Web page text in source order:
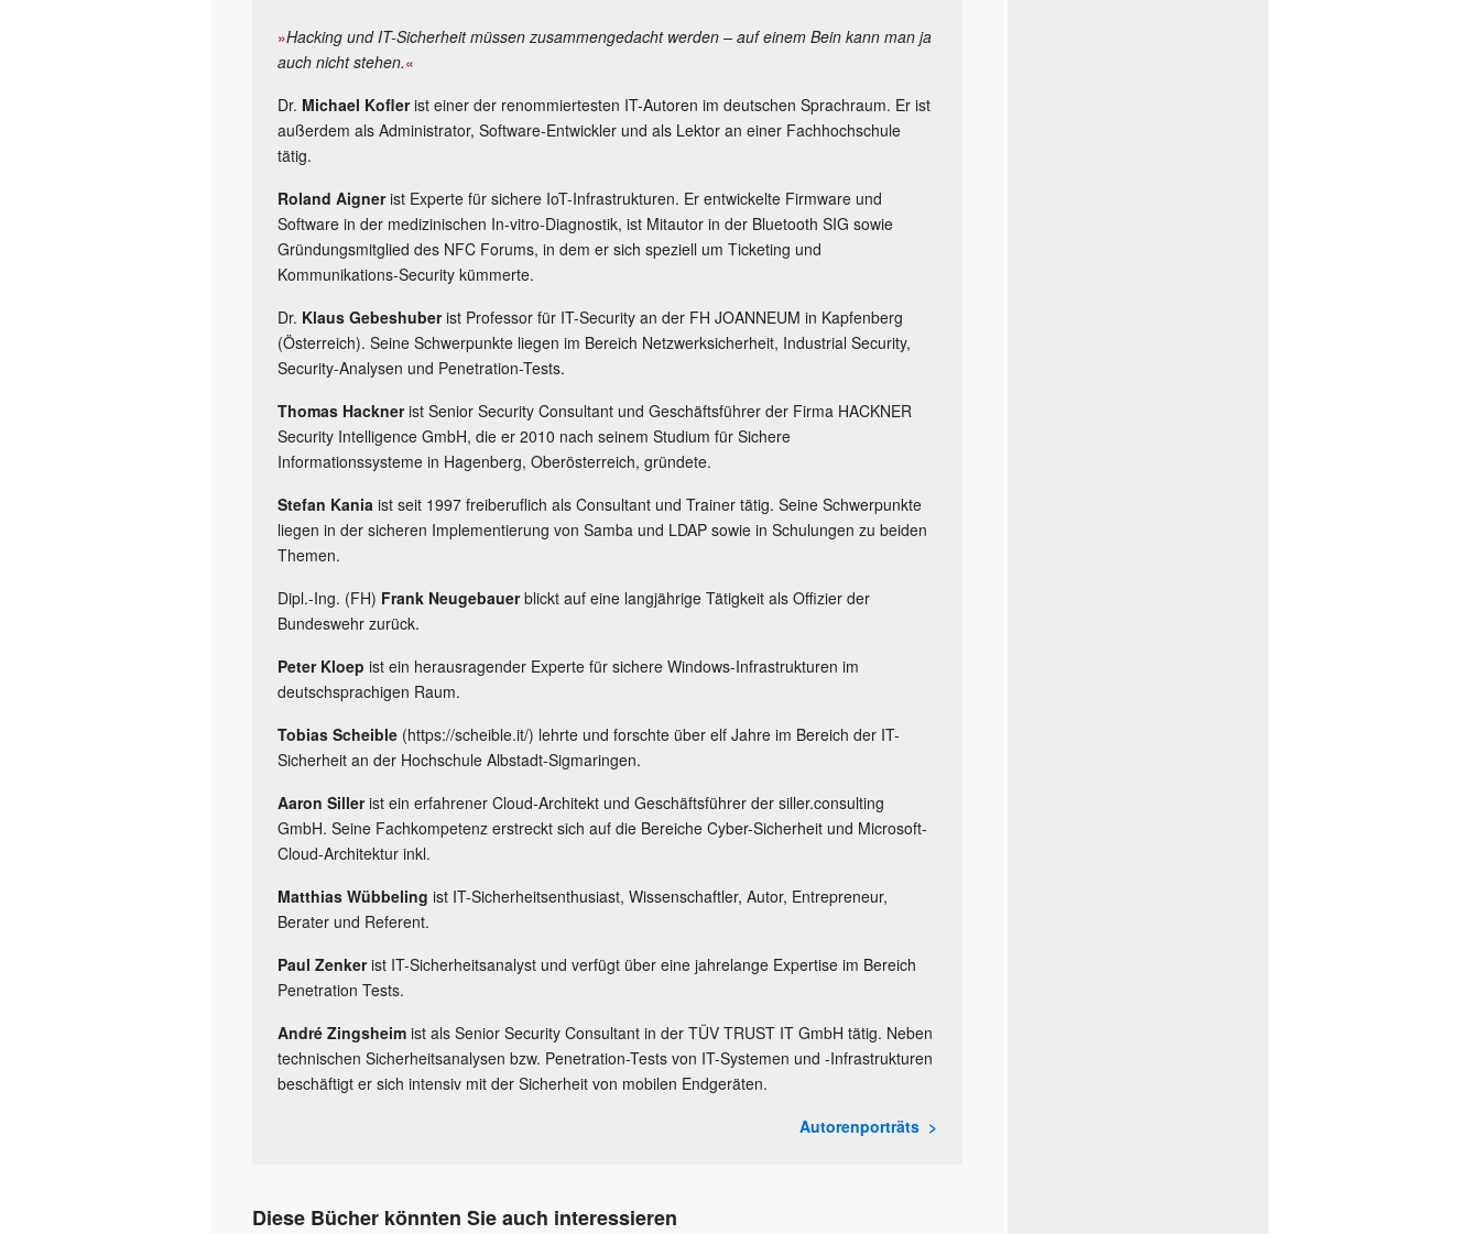
»Hacking und IT-Sicherheit müssen zusammengedacht werden – auf einem Bein kann man ja
auch nicht stehen.«
Dr. Michael Koflerist einer der renommiertesten IT-Autoren im deutschen Sprachraum. Er ist
außerdem als Administrator, Software-Entwickler und als Lektor an einer Fachhochschule
tätig.
Roland Aignerist Experte für sichere IoT-Infrastrukturen. Er entwickelte Firmware und
Software in der medizinischen In-vitro-Diagnostik, ist Mitautor in der Bluetooth SIG sowie
Gründungsmitglied des NFC Forums, in dem er sich speziell um Ticketing und
Kommunikations-Security kümmerte.
Dr. Klaus Gebeshuberist Professor für IT-Security an der FH JOANNEUM in Kapfenberg
(Österreich). Seine Schwerpunkte liegen im Bereich Netzwerksicherheit, Industrial Security,
Security-Analysen und Penetration-Tests.
Thomas Hacknerist Senior Security Consultant und Geschäftsführer der Firma HACKNER
Security Intelligence GmbH, die er 2010 nach seinem Studium für Sichere
Informationssysteme in Hagenberg, Oberösterreich, gründete.
Stefan Kania ist seit 1997 freiberuflich als Consultant und Trainer tätig. Seine Schwerpunkte
liegen in der sicheren Implementierung von Samba und LDAP sowie in Schulungen zu beiden
Themen.
Dipl.-Ing. (FH) Frank Neugebauerblickt auf eine langjährige Tätigkeit als Offizier der
Bundeswehr zurück.
Peter Kloep ist ein herausragender Experte für sichere Windows-Infrastrukturen im
deutschsprachigen Raum.
Tobias Scheible (https://scheible.it/) lehrte und forschte über elf Jahre im Bereich der IT-
Sicherheit an der Hochschule Albstadt-Sigmaringen.
Aaron Sillerist ein erfahrener Cloud-Architekt und Geschäftsführer der siller.consulting
GmbH. Seine Fachkompetenz erstreckt sich auf die Bereiche Cyber-Sicherheit und Microsoft-
Cloud-Architektur inkl.
Matthias Wübbeling ist IT-Sicherheitsenthusiast, Wissenschaftler, Autor, Entrepreneur,
Berater und Referent.
Paul Zenkerist IT-Sicherheitsanalyst und verfügt über eine jahrelange Expertise im Bereich
Penetration Tests.
André Zingsheim ist als Senior Security Consultant in der TÜV TRUST IT GmbH tätig. Neben
technischen Sicherheitsanalysen bzw. Penetration-Tests von IT-Systemen und -Infrastrukturen
beschäftigt er sich intensiv mit der Sicherheit von mobilen Endgeräten.
Autorenporträts
Diese Bücher könnten Sie auch interessieren